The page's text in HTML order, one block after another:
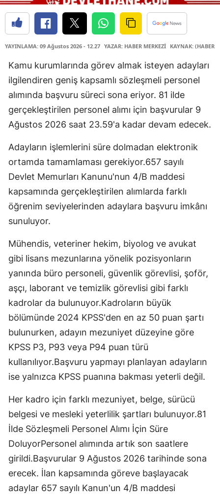
YAYINLAMA: 09 Ağustos 2026 - 12.27 YAZAR: HABER MERKEZİ KAYNAK: (HABER
Kamu kurumlarında görev almak isteyen adayları
ilgilendiren geniş kapsamlı sözleşmeli personel
alımında başvuru süreci sona eriyor. 81 ilde
gerçekleştirilen personel alımı için başvurular 9
Ağustos 2026 saat 23.59'a kadar devam edecek.
Adayların işlemlerini süre dolmadan elektronik
ortamda tamamlaması gerekiyor.657 sayılı
Devlet Memurları Kanunu'nun 4/B maddesi
kapsamında gerçekleştirilen alımlarda farklı
öğrenim seviyelerinden adaylara başvuru imkânı
sunuluyor.
Mühendis, veteriner hekim, biyolog ve avukat
gibi lisans mezunlarına yönelik pozisyonların
yanında büro personeli, güvenlik görevlisi, şoför,
aşçı, laborant ve temizlik görevlisi gibi farklı
kadrolar da bulunuyor.Kadroların büyük
bölümünde 2024 KPSS'den en az 50 puan şartı
bulunurken, adayın mezuniyet düzeyine göre
KPSS P3, P93 veya P94 puan türü
kullanılıyor.Başvuru yapmayı planlayan adayların
ise yalnızca KPSS puanına bakması yeterli değil.
Her kadro için farklı mezuniyet, belge, sürücü
belgesi ve mesleki yeterlilik şartları bulunuyor.81
İlde Sözleşmeli Personel Alımı İçin Süre
DoluyorPersonel alımında artık son saatlere
girildi.Başvurular 9 Ağustos 2026 tarihinde sona
erecek. İlan kapsamında göreve başlayacak
adaylar 657 sayılı Kanun'un 4/B maddesi